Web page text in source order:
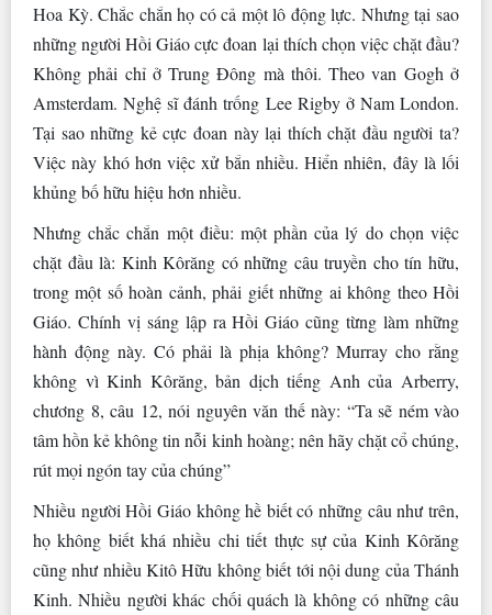
Hoa Kỳ. Chắc chắn họ có cả một lô động lực. Nhưng tại sao
những người Hồi Giáo cực đoan lại thích chọn việc chặt đầu?
Không phải chỉ ở Trung Đông mà thôi. Theo van Gogh ở
Amsterdam. Nghệ sĩ đánh trống Lee Rigby ở Nam London.
Tại sao những kẻ cực đoan này lại thích chặt đầu người ta?
Việc này khó hơn việc xử bắn nhiều. Hiển nhiên, đây là lối
khủng bố hữu hiệu hơn nhiều.
Nhưng chắc chắn một điều: một phần của lý do chọn việc
chặt đầu là: Kinh Kôrăng có những câu truyền cho tín hữu,
trong một số hoàn cảnh, phải giết những ai không theo Hồi
Giáo. Chính vị sáng lập ra Hồi Giáo cũng từng làm những
hành động này. Có phải là phịa không? Murray cho rằng
không vì Kinh Kôrăng, bản dịch tiếng Anh của Arberry,
chương 8, câu 12, nói nguyên văn thế này: “Ta sẽ ném vào
tâm hồn kẻ không tin nỗi kinh hoàng; nên hãy chặt cổ chúng,
rút mọi ngón tay của chúng”
Nhiều người Hồi Giáo không hề biết có những câu như trên,
họ không biết khá nhiều chi tiết thực sự của Kinh Kôrăng
cũng như nhiều Kitô Hữu không biết tới nội dung của Thánh
Kinh. Nhiều người khác chối quách là không có những câu